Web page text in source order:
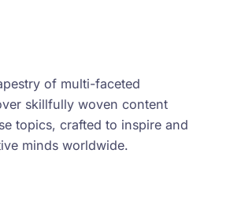
of multi-faceted
skillfully woven content
topics, crafted to inspire and
minds worldwide.